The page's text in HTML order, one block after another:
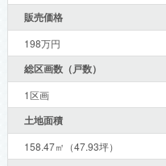
販売価格
198万円
総区画数（戸数）
1区画
土地面積
158.47㎡（47.93坪）